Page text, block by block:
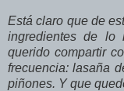
Está claro que de
ingredientes de lo
querido compartir
frecuencia: lasaña
piñones. Y que